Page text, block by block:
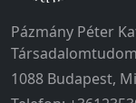
Pázmány Péter
1088 Budapest,